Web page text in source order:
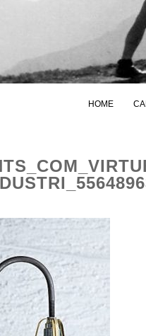
HOME